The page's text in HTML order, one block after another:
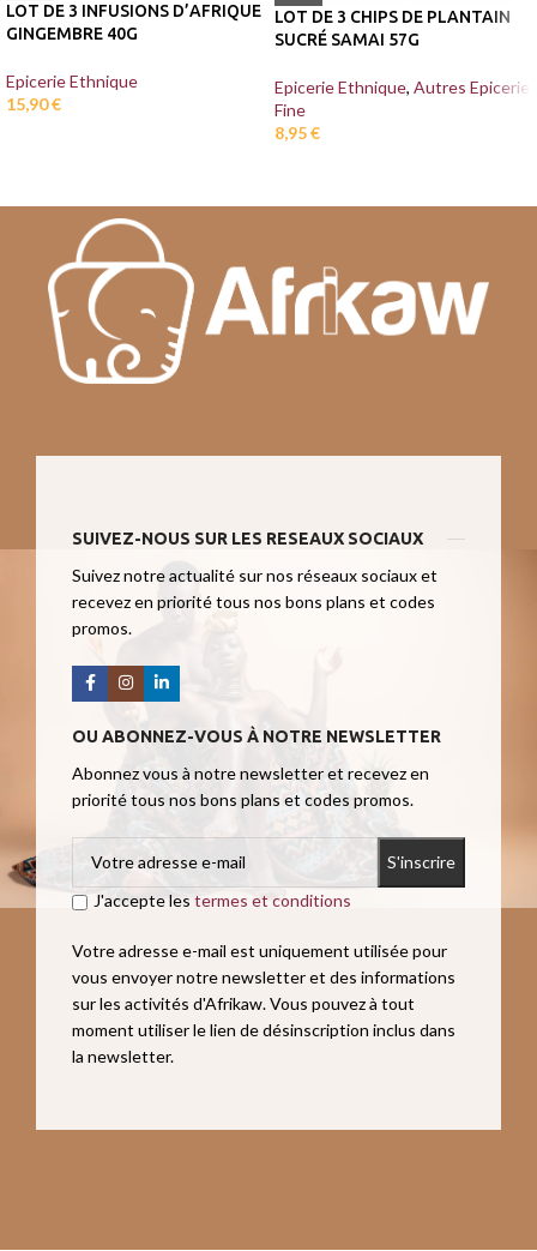
LOT DE 3 INFUSIONS D’AFRIQUE
GINGEMBRE 40G
Epicerie Ethnique
15,90€
LOT DE 3 CHIPS DE PLANTAIN
SUCRÉ SAMAI 57G
Epicerie Ethnique, Autres Epicerie
Fine
8,95€
SUIVEZ-NOUS SUR LES RESEAUX SOCIAUX
Suivez notre actualité sur nos réseaux sociaux et
recevez en priorité tous nos bons plans et codes
promos.
OU ABONNEZ-VOUS À NOTRE NEWSLETTER
Abonnez vous à notre newsletter et recevez en
priorité tous nos bons plans et codes promos.
J'accepte les termes et conditions
Votre adresse e-mail est uniquement utilisée pour
vous envoyer notre newsletter et des informations
sur les activités d'Afrikaw. Vous pouvez à tout
moment utiliser le lien de désinscription inclus dans
la newsletter.